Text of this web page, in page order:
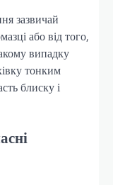
зазвичай
або від того,
випадку
тонким
блиску і